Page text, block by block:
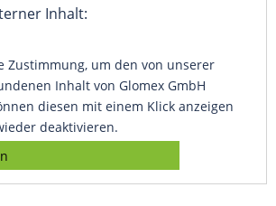
Inhalt:
Zustimmung, um den von unserer
Inhalt von Glomex GmbH
diesen mit einem Klick anzeigen
deaktivieren.